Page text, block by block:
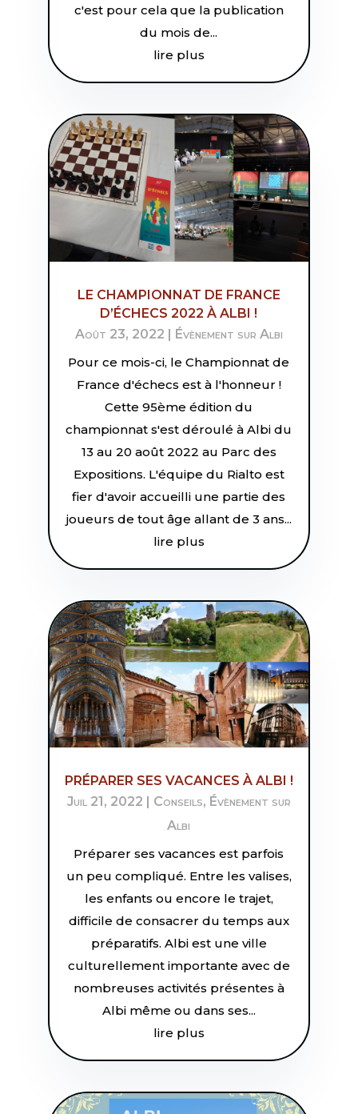
c'est pour cela que la publication
du mois de...
lire plus
LE CHAMPIONNAT DE FRANCE
D’ÉCHECS 2022 À ALBI !
Août 23, 2022 | Évènement sur Albi
Pour ce mois-ci, le Championnat de
France d'échecs est à l'honneur !
Cette 95ème édition du
championnat s'est déroulé à Albi du
13 au 20 août 2022 au Parc des
Expositions. L'équipe du Rialto est
fier d'avoir accueilli une partie des
joueurs de tout âge allant de 3 ans...
lire plus
PRÉPARER SES VACANCES À ALBI !
Juil 21, 2022
Conseils, Évènement sur
Albi
Préparer ses vacances est parfois
un peu compliqué. Entre les valises,
les enfants ou encore le trajet,
difficile de consacrer du temps aux
préparatifs. Albi est une ville
culturellement importante avec de
nombreuses activités présentes à
Albi même ou dans ses...
lire plus